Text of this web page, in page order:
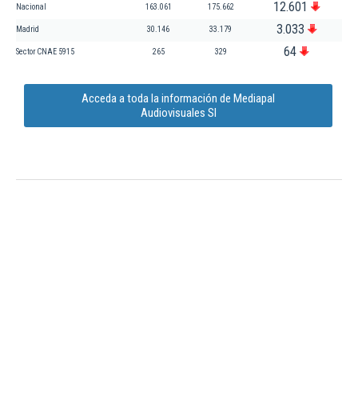
Nacional 163.061 175.662 12.601
Madrid 30.146 33.179 3.033
Sector CNAE 5915 265 329 64
Acceda a toda la información de Mediapal
Audiovisuales Sl